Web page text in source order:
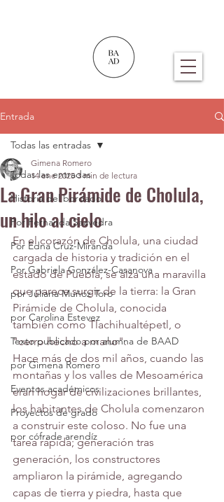
Entrada
Todas las entradas
Historia del bordado
Por Fernanda Saavedra
Por Edna Cruz-Miranda
Por Gabriela González-Casanova
por Juliana Muñoz Toro
por Carolina Estevez
Texto publicado por alumna de BAAD
por Gimena Romero
Eventos académicos
Proyectos de grado
por cófrade arendíz
Todas las entradas
La Gran Pirámide de Cholula,
un hilo al cielo
Gimena Romero
14 ene 2025 3 min de lectura
En el corazón de Cholula, una ciudad
cargada de historia y tradición en el
estado de Puebla, se alza una maravilla
que parece surgir de la tierra: la Gran
Pirámide de Cholula, conocida
también como Tlachihualtépetl, o
"cerro hecho a mano".
Hace más de dos mil años, cuando las
montañas y los valles de Mesoamérica
eran hogar de civilizaciones brillantes,
los habitantes de Cholula comenzaron
a construir este coloso. No fue una
tarea rápida; generación tras
generación, los constructores
ampliaron la pirámide, agregando
capas de tierra y piedra, hasta que